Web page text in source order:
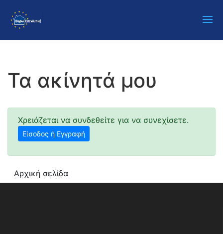
Τα ακίνητά μου
Χρειάζεται να συνδεθείτε για να συνεχίσετε.
Είσοδος ή Εγγραφή
Αρχική σελίδα